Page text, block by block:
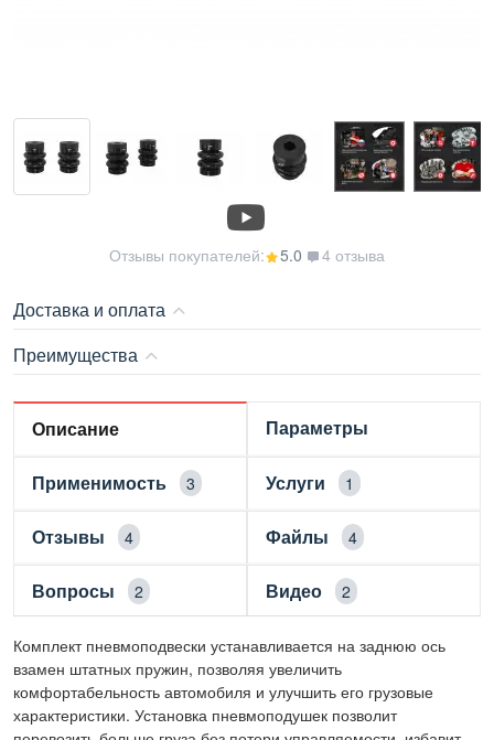
Отзывы покупателей: 5.0 4 отзыва
Доставка и оплата
Преимущества
Описание Параметры
Применимость 3 Услуги 1
Отзывы 4 Файлы 4
Вопросы 2 Видео 2
Комплект пневмоподвески устанавливается на заднюю ось
взамен штатных пружин, позволяя увеличить
комфортабельность автомобиля и улучшить его грузовые
характеристики. Установка пневмоподушек позволит